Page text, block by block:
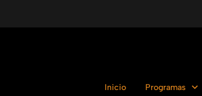
Inicio Programas